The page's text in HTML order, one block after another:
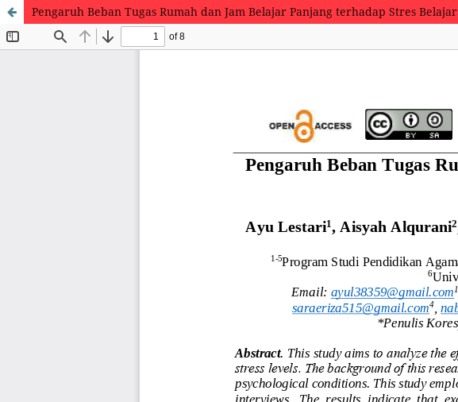
Pengaruh Beban Tugas Rumah dan Jam Belajar Panjang terhadap Stres Belajar